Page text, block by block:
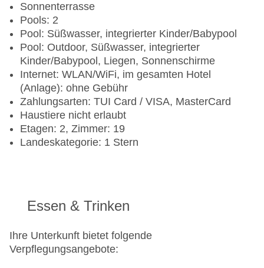
Sonnenterrasse
Pools: 2
Pool: Süßwasser, integrierter Kinder/Babypool
Pool: Outdoor, Süßwasser, integrierter
Kinder/Babypool, Liegen, Sonnenschirme
Internet: WLAN/WiFi, im gesamten Hotel
(Anlage): ohne Gebühr
Zahlungsarten: TUI Card / VISA, MasterCard
Haustiere nicht erlaubt
Etagen: 2, Zimmer: 19
Landeskategorie: 1 Stern
Essen & Trinken
Ihre Unterkunft bietet folgende
Verpflegungsangebote: